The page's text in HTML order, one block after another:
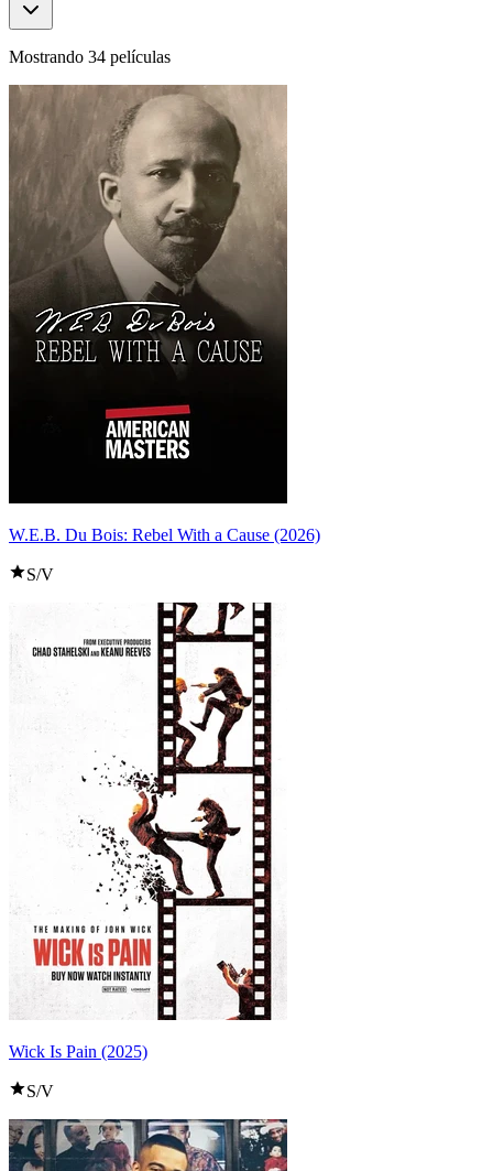
Mostrando 34 películas
W.E.B. Du Bois: Rebel With a Cause (2026)
S/V
Wick Is Pain (2025)
S/V